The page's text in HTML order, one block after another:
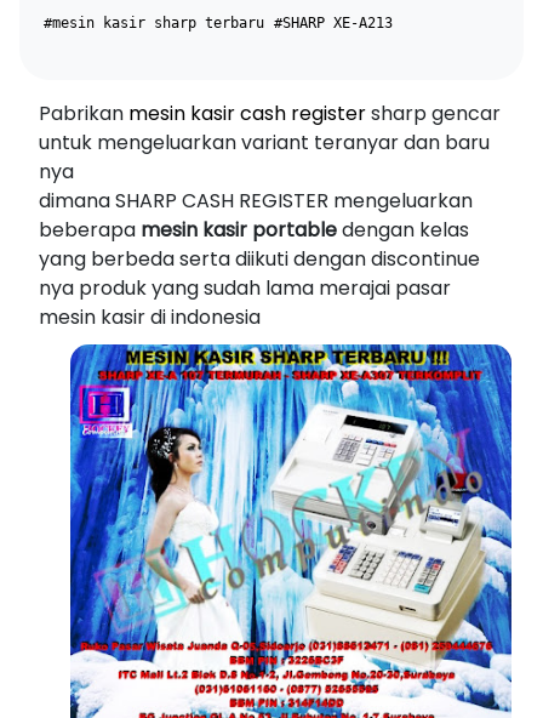
#mesin kasir sharp terbaru #SHARP XE-A213
Pabrikan mesin kasir cash registersharp gencar
untuk mengeluarkan variant teranyar dan baru
nya
dimana SHARP CASH REGISTER mengeluarkan
beberapa mesin kasir portabledengan kelas
yang berbeda serta diikuti dengan discontinue
nya produk yang sudah lama merajai pasar
mesin kasir di indonesia